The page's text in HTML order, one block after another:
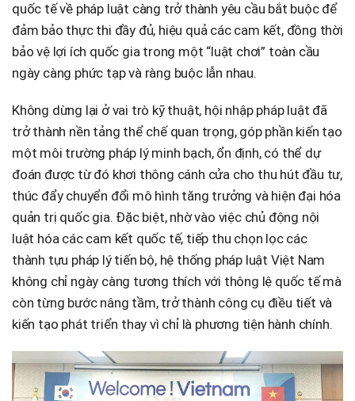
quốc tế về pháp luật càng trở thành yêu cầu bắt buộc để
đảm bảo thực thi đầy đủ, hiệu quả các cam kết, đồng thời
bảo vệ lợi ích quốc gia trong một “luật chơi” toàn cầu
ngày càng phức tạp và ràng buộc lẫn nhau.
Không dừng lại ở vai trò kỹ thuật, hội nhập pháp luật đã
trở thành nền tảng thể chế quan trọng, góp phần kiến tạo
một môi trường pháp lý minh bạch, ổn định, có thể dự
đoán được từ đó khơi thông cánh cửa cho thu hút đầu tư,
thúc đẩy chuyển đổi mô hình tăng trưởng và hiện đại hóa
quản trị quốc gia. Đặc biệt, nhờ vào việc chủ động nội
luật hóa các cam kết quốc tế, tiếp thu chọn lọc các
thành tựu pháp lý tiến bộ, hệ thống pháp luật Việt Nam
không chỉ ngày càng tương thích với thông lệ quốc tế mà
còn từng bước nâng tầm, trở thành công cụ điều tiết và
kiến tạo phát triển thay vì chỉ là phương tiện hành chính.